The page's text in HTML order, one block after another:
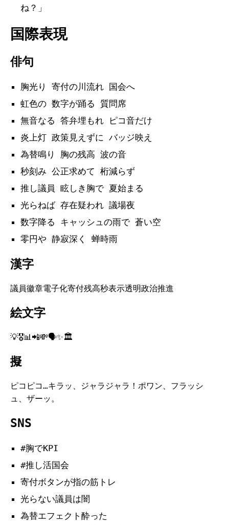
ね？」
国際表現
俳句
胸光り 寄付の川流れ 国会へ
虹色の 数字が踊る 質問席
無音なる 答弁埋もれ ピコ音だけ
炎上灯 政策見えずに バッジ映え
為替鳴り 胸の残高 波の音
秒刻み 公正求めて 桁減らず
推し議員 眩しき胸で 夏始まる
光らねば 存在疑われ 議場夜
数字降る キャッシュの雨で 蒼い空
零円や 静寂深く 蝉時雨
漢字
議員徽章電子化寄付残高秒表示透明政治推進
絵文字
💡🎖️📊📲💸🗣️✨🏛️
擬
ピコピコ…キラッ、ジャラジャラ！ポワン、フラッシ
ュ、ザーッ。
SNS
#胸でKPI
#推し活国会
寄付ボタンが指の筋トレ
光らない議員は闇
為替エフェクト酔った